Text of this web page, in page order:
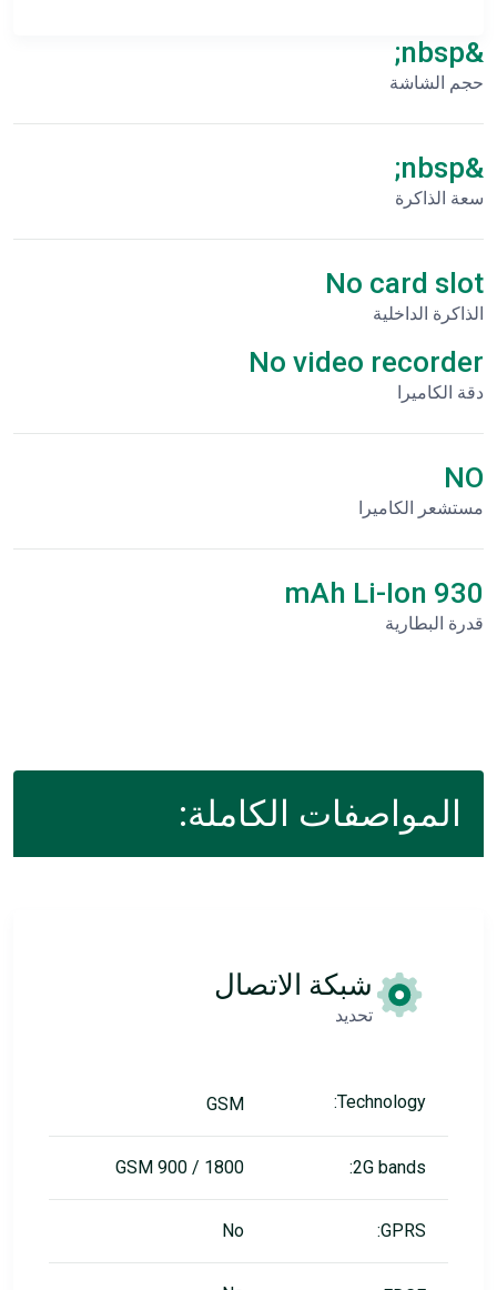
&nbsp;
حجم الشاشة
&nbsp;
سعة الذاكرة
No card slot
الذاكرة الداخلية
No video recorder
دقة الكاميرا
NO
مستشعر الكاميرا
930 mAh Li-Ion
قدرة البطارية
المواصفات الكاملة:
شبكة الاتصال
تحديد
Technology:
GSM
2G bands:
GSM 900 / 1800
GPRS:
No